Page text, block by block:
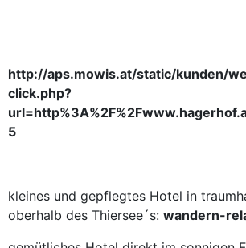
http://aps.mowis.at/static/kunden/
click.php?
5
kleines und gepflegtes Hotel in
oberhalb des Thiersee´s: wandern-